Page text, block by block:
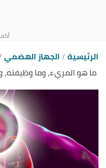
الرئيسية الجهاز الهضمي
ما هو المريء، وما وظيفته،